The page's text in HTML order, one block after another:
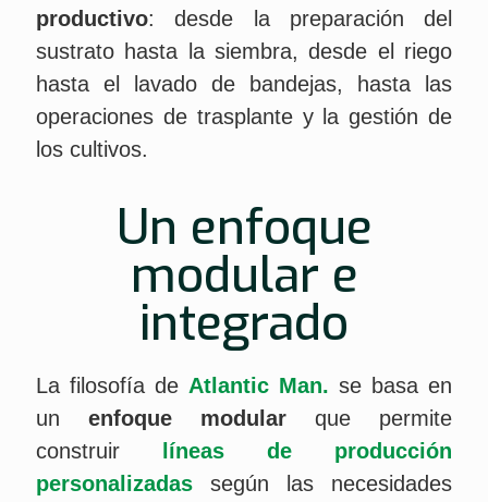
productivo: desde la preparación del
sustrato hasta la siembra, desde el riego
hasta el lavado de bandejas, hasta las
operaciones de trasplante y la gestión de
los cultivos.
Un enfoque
modular e
integrado
La filosofía de Atlantic Man. se basa en
un enfoque modular que permite
construir líneas de producción
personalizadas según las necesidades